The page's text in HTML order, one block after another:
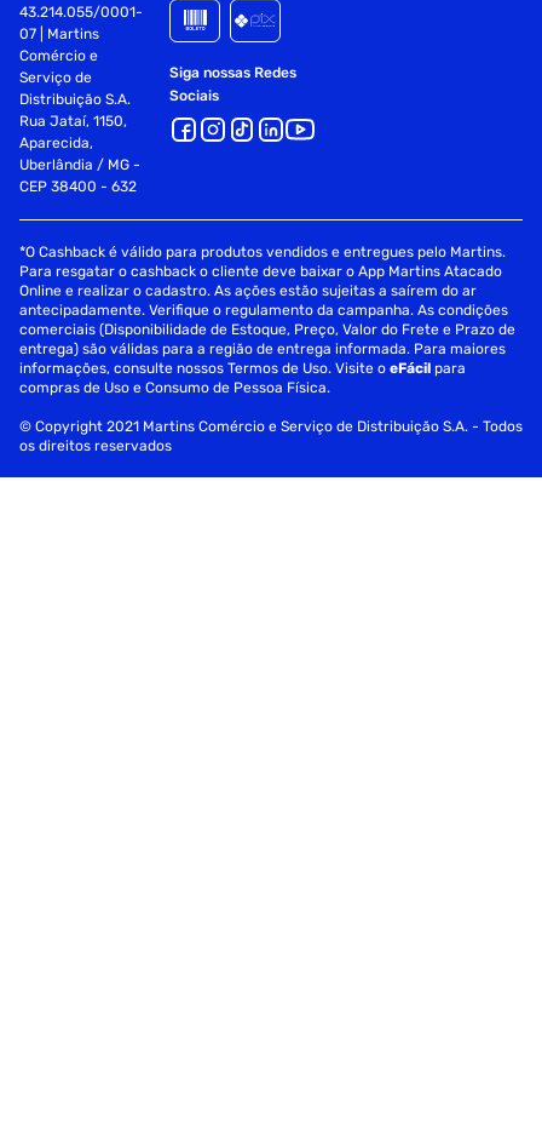
43.214.055/0001-
07 | Martins
Comércio e
Serviço de
Distribuição S.A.
Rua Jataí, 1150,
Aparecida,
Uberlândia / MG -
CEP 38400 - 632
Siga nossas Redes
Sociais
*O Cashback é válido para produtos vendidos e entregues pelo Martins.
Para resgatar o cashback o cliente deve baixar o App Martins Atacado
Online e realizar o cadastro. As ações estão sujeitas a saírem do ar
antecipadamente. Verifique o regulamento da campanha. As condições
comerciais (Disponibilidade de Estoque, Preço, Valor do Frete e Prazo de
entrega) são válidas para a região de entrega informada. Para maiores
informações, consulte nossos Termos de Uso. Visite oeFácil para
compras de Uso e Consumo de Pessoa Física.
© Copyright 2021 Martins Comércio e Serviço de Distribuição S.A. - Todos
os direitos reservados